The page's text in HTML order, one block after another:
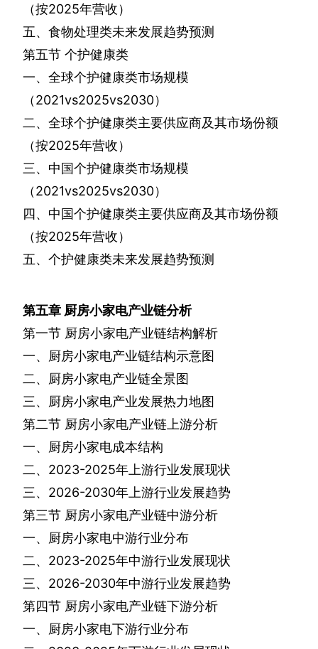
（按2025年营收）
五、食物处理类未来发展趋势预测
第五节 个护健康类
一、全球个护健康类市场规模
（2021vs2025vs2030）
二、全球个护健康类主要供应商及其市场份额
（按2025年营收）
三、中国个护健康类市场规模
（2021vs2025vs2030）
四、中国个护健康类主要供应商及其市场份额
（按2025年营收）
五、个护健康类未来发展趋势预测
第五章 厨房小家电产业链分析
第一节 厨房小家电产业链结构解析
一、厨房小家电产业链结构示意图
二、厨房小家电产业链全景图
三、厨房小家电产业发展热力地图
第二节 厨房小家电产业链上游分析
一、厨房小家电成本结构
二、 2023-2025年上游行业发展现状
三、 2026-2030年上游行业发展趋势
第三节 厨房小家电产业链中游分析
一、厨房小家电中游行业分布
二、 2023-2025年中游行业发展现状
三、 2026-2030年中游行业发展趋势
第四节 厨房小家电产业链下游分析
一、厨房小家电下游行业分布